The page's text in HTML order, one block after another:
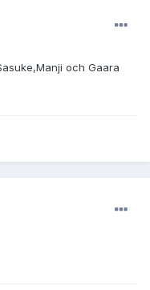
och Gaara